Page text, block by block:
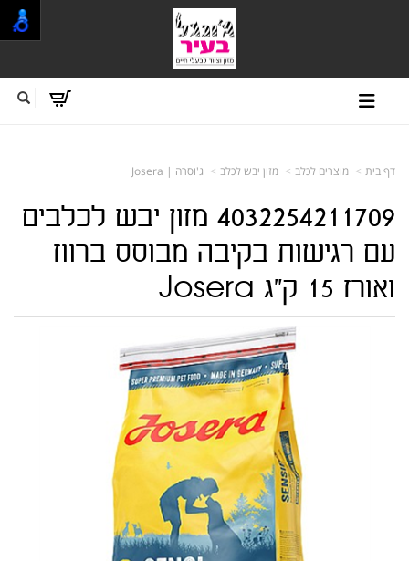
דף בית מוצרים לכלב מזון יבש לכלב ג'וסרה | Josera
4032254211709 מזון יבש לכלבים
עם רגישות בקיבה מבוסס ברווז
ואורז 15 ק"ג Josera